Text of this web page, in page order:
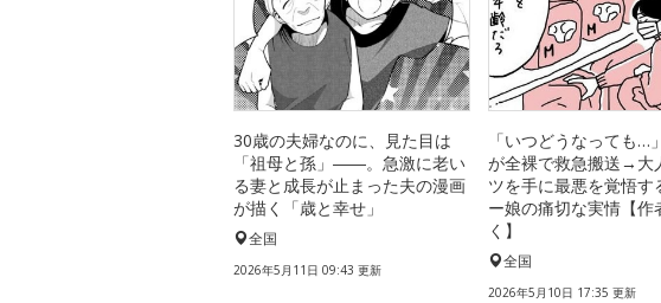
30歳の夫婦なのに、見た目は
「祖母と孫」――。急激に老い
る妻と成長が止まった夫の漫画
が描く「歳と幸せ」
全国
2026年5月11日 09:43 更新
「いつどうなっても…
が全裸で救急搬送→大
ツを手に最悪を覚悟す
ー娘の痛切な実情【作
く】
全国
2026年5月10日 17:35 更新